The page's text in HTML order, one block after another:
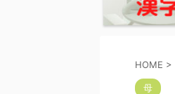
HOME >
母